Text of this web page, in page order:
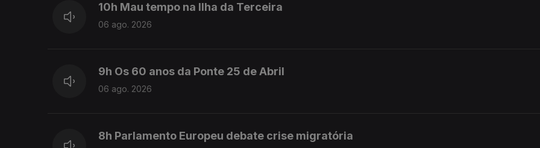
10h Mau tempo na Ilha da Terceira
06 ago. 2026
9h Os 60 anos da Ponte 25 de Abril
06 ago. 2026
8h Parlamento Europeu debate crise migratória